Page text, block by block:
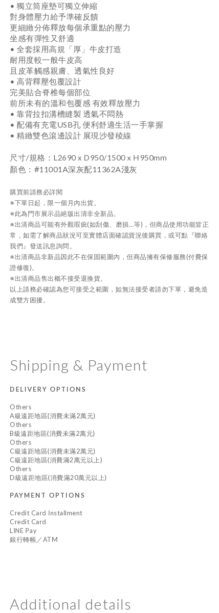
• 獨立筒座墊可獨立伸縮
對身體壓力給予準確反饋
更細緻分佈釋放每個承重點的壓力
坐感有彈性又舒適
• 全套採用高規「厚」牛皮打造
耐用度較一般牛皮高
且皮革觸感親膚、透氣性良好
• 高背釋壓包覆設計
完美貼合脊椎每個部位
前所未有的溫和包覆感 有效釋放壓力
• 靠背拉扣溝槽縫製 透氣不悶熱
• 配備有充電USB孔 便利舒適生活一手掌握
• 精緻雙色滾邊設計 展現沙發稜線
尺寸/規格 ： L2690 x D950/1500 x H950mm
顏色 ： #11001A深灰配11362A淺灰
購買前請務必詳閱
※下單日起，限一個月內出貨。
※此為門市展示品絕版出清非全新品。
※出清商品可能有外觀瑕疵(如刮傷、磨損...等)，但商品使用功能皆正
常，如需了解商品狀況可至實體店面確認貨況後購買，或可點『聯絡
我們』發送訊息詢問。
※出清商品非新品因此不在保固範圍內，但商品擁有保修服務(付費保
證修復)。
※出清商品售出概不接受退換貨。
以上請務必確認為您可接受之範圍，如無法接受者請勿下單，避免造
成雙方困擾。
Shipping & Payment
DELIVERY OPTIONS
Others
A級遠距地區(消費未滿2萬元)
Others
B級遠距地區(消費未滿2萬元)
Others
C級遠距地區(消費未滿2萬元)
C級遠距地區(消費滿2萬元以上)
Others
D級遠距地區(消費滿20萬元以上)
PAYMENT OPTIONS
Credit Card Installment
Credit Card
LINE Pay
銀行轉帳／ATM
Additional details